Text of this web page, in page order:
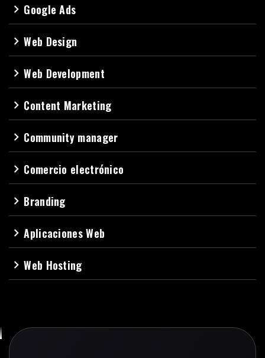
navigate_next Google Ads
navigate_nextWeb Design
navigate_nextWeb Development
navigate_next Content Marketing
navigate_next Community manager
navigate_next Comercio electrónico
navigate_next Branding
navigate_nextAplicaciones Web
navigate_nextWeb Hosting